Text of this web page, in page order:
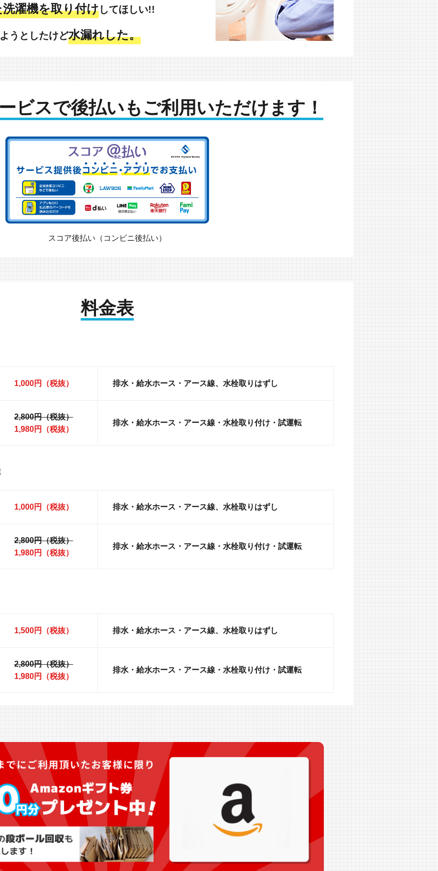
濯機を取り付けしてほしい!!
うとしたけど水漏れした。
ビスで後払いもご利用いただけます！
スコア後払い（コンビニ後払い）
料金表
1,000円（税抜） 排水・給水ホース・アース線、水栓取りはずし
2,800円（税抜）
1,980円（税抜）
排水・給水ホース・アース線・水栓取り付け・試運転
1,000円（税抜） 排水・給水ホース・アース線、水栓取りはずし
2,800円（税抜）
1,980円（税抜）
排水・給水ホース・アース線・水栓取り付け・試運転
1,500円（税抜） 排水・給水ホース・アース線、水栓取りはずし
2,800円（税抜）
1,980円（税抜）
排水・給水ホース・アース線・水栓取り付け・試運転